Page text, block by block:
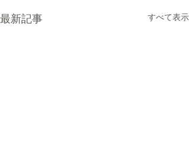
最新記事 すべて表示